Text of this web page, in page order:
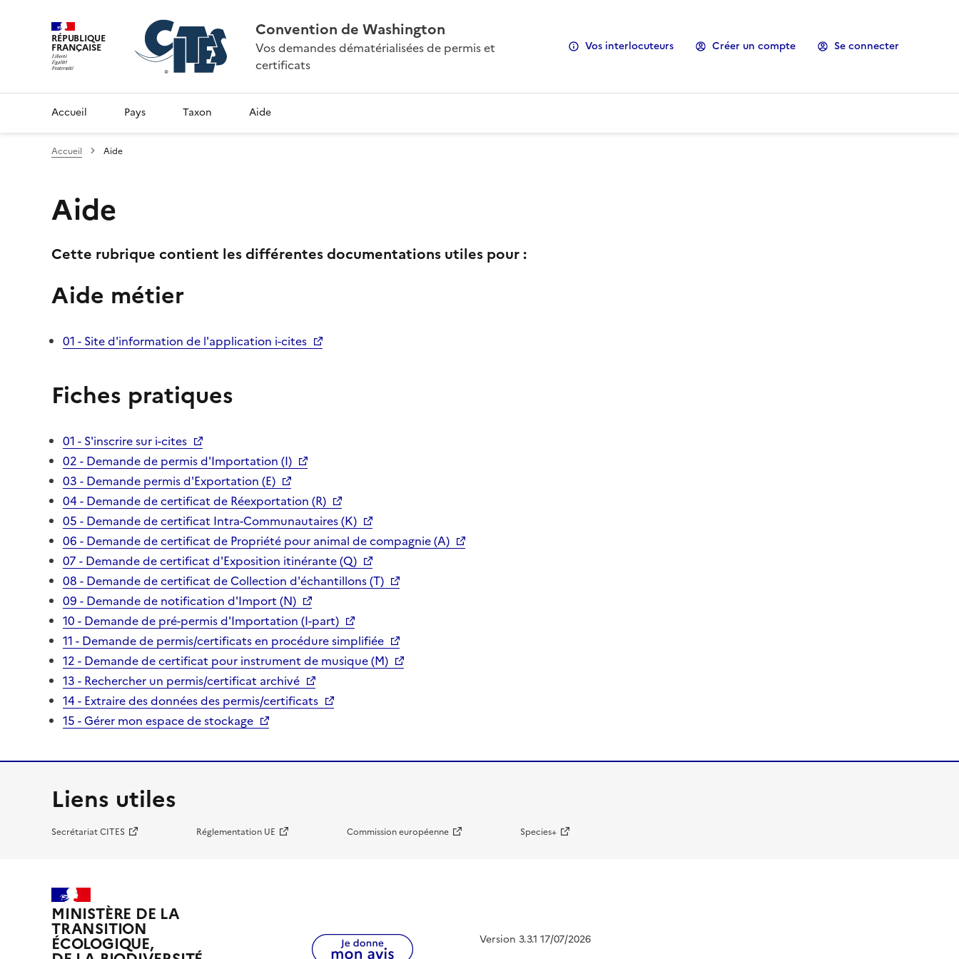
RÉPUBLIQUE
FRANÇAISE
Convention de Washington
Vos demandes dématérialisées de permis et
certificats
Vos interlocuteurs Créer un compte Se connecter
Accueil Pays Taxon Aide
Accueil Aide
Aide
Cette rubrique contient les différentes documentations utiles pour :
Aide métier
01 - Site d'information de l'application i-cites
Fiches pratiques
01 - S'inscrire sur i-cites
02 - Demande de permis d'Importation (I)
03 - Demande permis d'Exportation (E)
04 - Demande de certificat de Réexportation (R)
05 - Demande de certificat Intra-Communautaires (K)
06 - Demande de certificat de Propriété pour animal de compagnie (A)
07 - Demande de certificat d'Exposition itinérante (Q)
08 - Demande de certificat de Collection d'échantillons (T)
09 - Demande de notification d'Import (N)
10 - Demande de pré-permis d'Importation (I-part)
11 - Demande de permis/certificats en procédure simplifiée
12 - Demande de certificat pour instrument de musique (M)
13 - Rechercher un permis/certificat archivé
14 - Extraire des données des permis/certificats
15 - Gérer mon espace de stockage
Liens utiles
Secrétariat CITES Réglementation UE Commission européenne Species+
MINISTÈRE DE LA
TRANSITION
ÉCOLOGIQUE, Version 3.3.1 17/07/2026